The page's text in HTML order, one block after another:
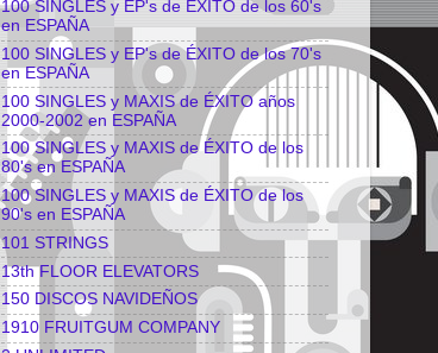
100 SINGLES y EP's de ÉXITO de los 60's
en ESPAÑA
100 SINGLES y EP's de ÉXITO de los 70's
en ESPAÑA
100 SINGLES y MAXIS de ÉXITO años
2000-2002 en ESPAÑA
100 SINGLES y MAXIS de ÉXITO de los
80's en ESPAÑA
100 SINGLES y MAXIS de ÉXITO de los
90's en ESPAÑA
101 STRINGS
13th FLOOR ELEVATORS
150 DISCOS NAVIDEÑOS
1910 FRUITGUM COMPANY